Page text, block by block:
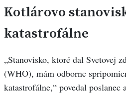
Kotlárovo
katastrofálne
„Stanovisko, ktoré dal Svetovej
(WHO), mám odborne
katastrofálne,“ povedal